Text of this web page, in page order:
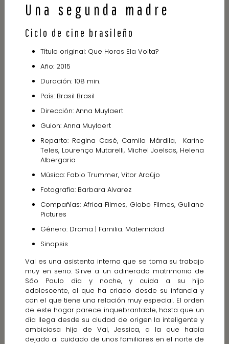
Una segunda madre
Ciclo de cine brasileño
Título original: Que Horas Ela Volta?
Año: 2015
Duración: 108 min.
País: Brasil Brasil
Dirección: Anna Muylaert
Guion: Anna Muylaert
Reparto: Regina Casé, Camila Márdila, Karine
Teles, Lourenço Mutarelli, Michel Joelsas, Helena
Albergaria
Música: Fabio Trummer, Vitor Araújo
Fotografía: Barbara Alvarez
Compañías: Africa Filmes, Globo Filmes, Gullane
Pictures
Género: Drama | Familia. Maternidad
Sinopsis
Val es una asistenta interna que se toma su trabajo
muy en serio. Sirve a un adinerado matrimonio de
São Paulo día y noche, y cuida a su hijo
adolescente, al que ha criado desde su infancia y
con el que tiene una relación muy especial. El orden
de este hogar parece inquebrantable, hasta que un
día llega desde su ciudad de origen la inteligente y
ambiciosa hija de Val, Jessica, a la que había
dejado al cuidado de unos familiares en el norte de